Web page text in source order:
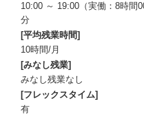
10:00 ～ 19:00（実働：8時
分
[平均残業時間]
10時間/月
[みなし残業]
みなし残業なし
[フレックスタイム]
有